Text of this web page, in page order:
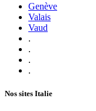
Genève
Valais
Vaud
.
.
.
.
Nos sites Italie